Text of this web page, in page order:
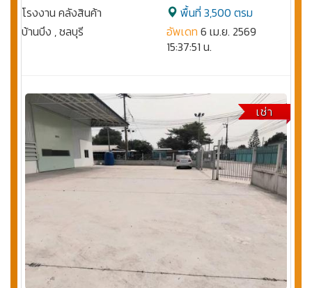
โรงงาน คลังสินค้า
บ้านบึง , ชลบุรี
พื้นที่ 3,500 ตรม
อัพเดท 6 เม.ย. 2569
15:37:51 น.
เช่า